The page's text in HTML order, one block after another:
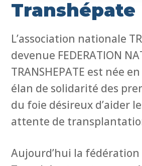
Transhépate
L’association nationale
devenue FEDERATION
TRANSHEPATE est née
élan de solidarité des
du foie désireux d’aider
attente de
Aujourd’hui la